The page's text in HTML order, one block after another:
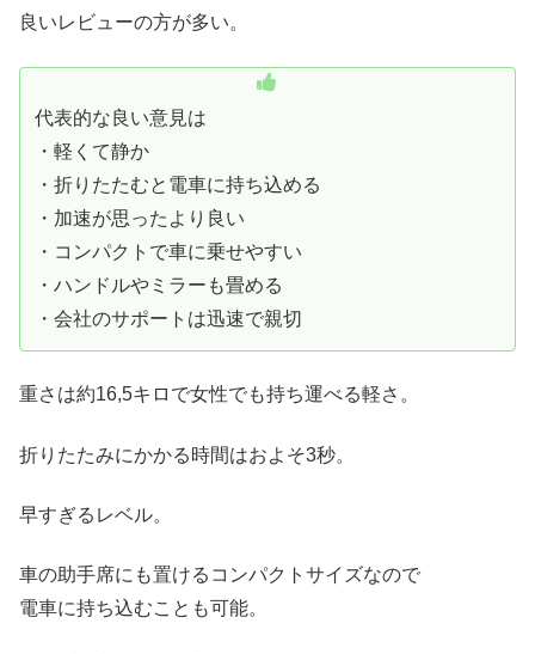
良いレビューの方が多い。
代表的な良い意見は
・軽くて静か
・折りたたむと電車に持ち込める
・加速が思ったより良い
・コンパクトで車に乗せやすい
・ハンドルやミラーも畳める
・会社のサポートは迅速で親切
重さは約16,5キロで女性でも持ち運べる軽さ。
折りたたみにかかる時間はおよそ3秒。
早すぎるレベル。
車の助手席にも置けるコンパクトサイズなので
電車に持ち込むことも可能。